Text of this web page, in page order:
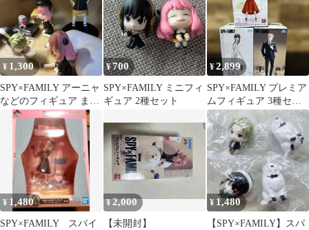
¥ 1,300
SPY×FAMILY アーニャ
などのフィギュア まと
め売り 中古
¥700
SPY×FAMILY ミニフィ
ギュア 2種セット
¥2,899
SPY×FAMILY プレミア
ムフィギュア 3種セッ
ト
¥ 1,480
SPY×FAMILY スパイ
¥2,000
【未開封】
¥ 1,480
【SPY×FAMILY】スパ